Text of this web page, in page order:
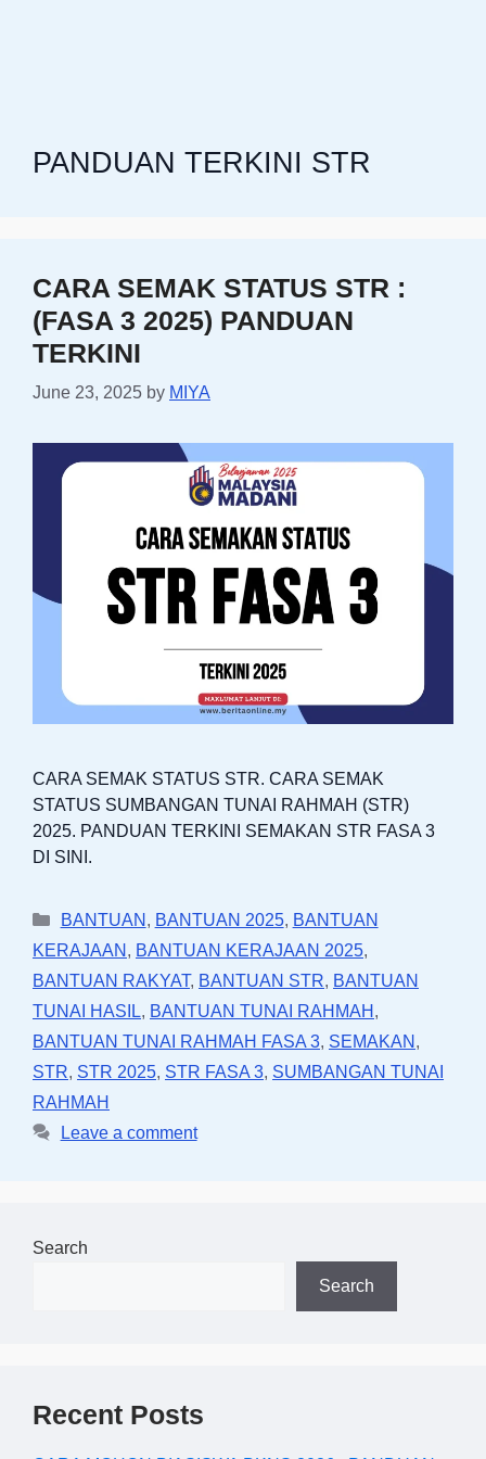
PANDUAN TERKINI STR
CARA SEMAK STATUS STR :
(FASA 3 2025) PANDUAN
TERKINI
June 23, 2025 by MIYA
CARA SEMAK STATUS STR. CARA SEMAK
STATUS SUMBANGAN TUNAI RAHMAH (STR)
2025. PANDUAN TERKINI SEMAKAN STR FASA 3
DI SINI.
Categories
BANTUAN , BANTUAN 2025, BANTUAN
KERAJAAN , BANTUAN KERAJAAN 2025,
BANTUAN RAKYAT, BANTUAN STR, BANTUAN
TUNAI HASIL, BANTUAN TUNAI RAHMAH ,
BANTUAN TUNAI RAHMAH FASA 3, SEMAKAN ,
STR, STR 2025, STR FASA 3, SUMBANGAN TUNAI
RAHMAH
Leave a comment
Search
Search
Recent Posts